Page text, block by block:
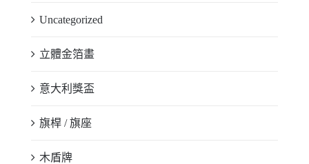
Uncategorized
立體金箔畫
意大利獎盃
旗桿 / 旗座
木盾牌